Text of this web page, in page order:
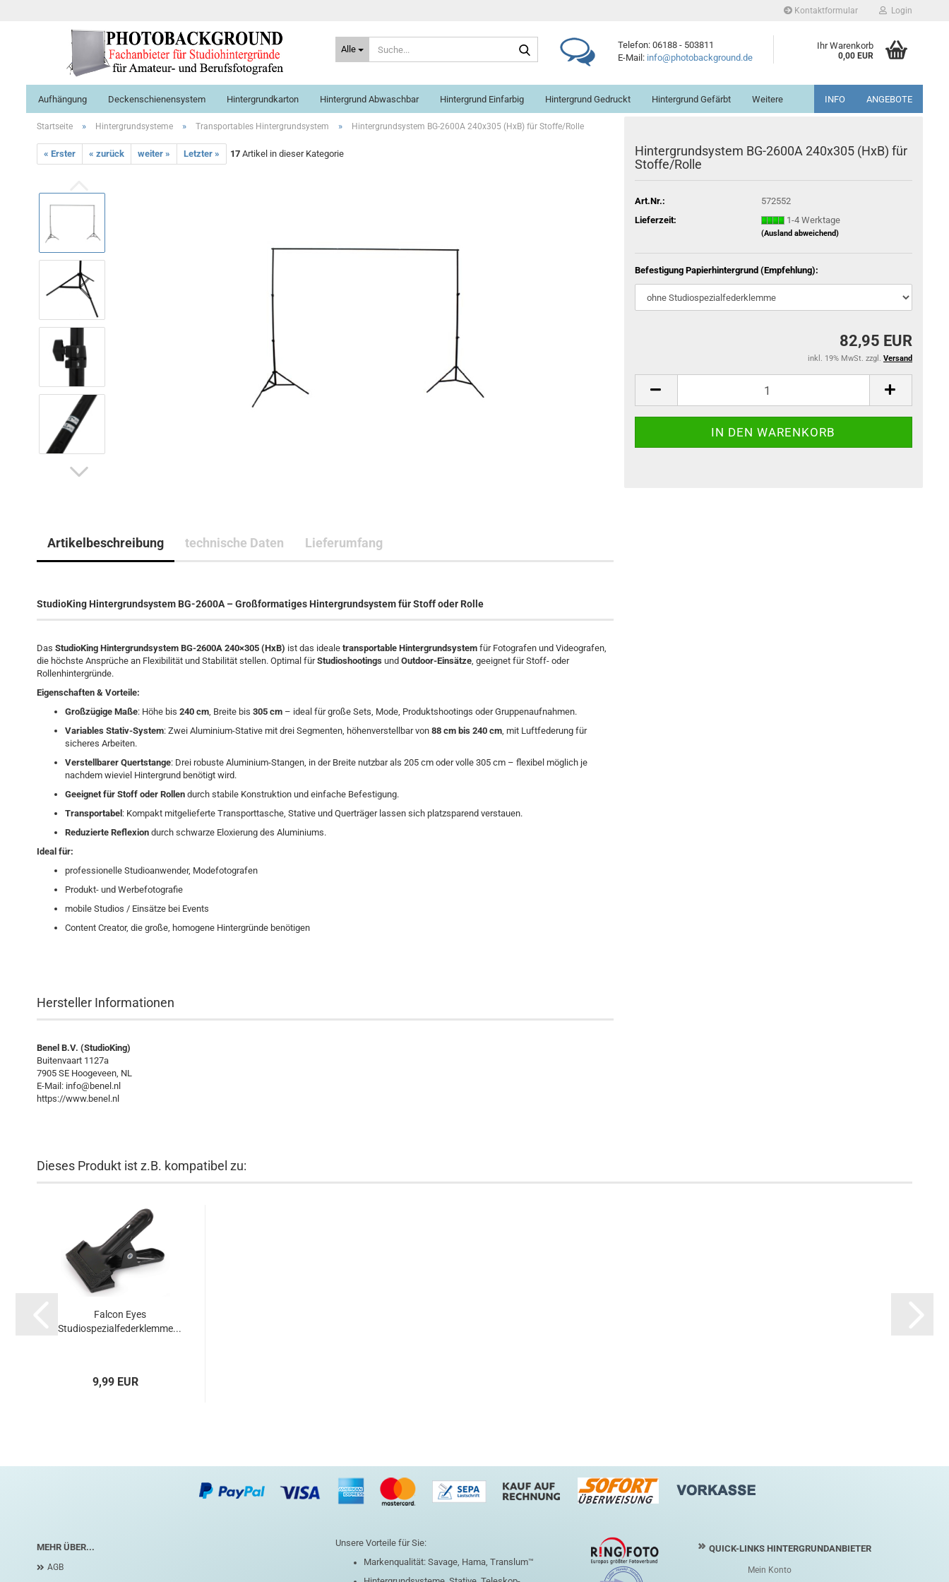
Kontaktformular Login
Alle
Suche...
Telefon: 06188 - 503811
E-Mail: info@photobackground.de
Ihr Warenkorb
0,00 EUR
Aufhängung Deckenschienensystem Hintergrundkarton Hintergrund Abwaschbar Hintergrund Einfarbig Hintergrund Gedruckt Hintergrund Gefärbt INFO ANGEBOTE
Weitere
Startseite » Hintergrundsysteme » Transportables Hintergrundsystem » Hintergrundsystem BG-2600A 240x305 (HxB) für Stoffe/Rolle
« Erster « zurück weiter » Letzter » 17 Artikel in dieser Kategorie
Hintergrundsystem BG-2600A 240x305 (HxB) für
Stoffe/Rolle
Art.Nr.:
572552
Lieferzeit:
1-4 Werktage
(Ausland abweichend)
Befestigung Papierhintergrund (Empfehlung):
82,95 EUR
inkl. 19% MwSt. zzgl. Versand
Artikelbeschreibung technische Daten Lieferumfang
StudioKing Hintergrundsystem BG-2600A – Großformatiges Hintergrundsystem für Stoff oder Rolle
Das StudioKing Hintergrundsystem BG-2600A 240×305 (HxB) ist das ideale transportable Hintergrundsystem für Fotografen und Videografen,
die höchste Ansprüche an Flexibilität und Stabilität stellen. Optimal fürStudioshootings und Outdoor-Einsätze, geeignet für Stoff- oder
Rollenhintergründe.
Eigenschaften & Vorteile:
Großzügige Maße: Höhe bis 240 cm, Breite bis 305 cm – ideal für große Sets, Mode, Produktshootings oder Gruppenaufnahmen.
Variables Stativ-System: Zwei Aluminium-Stative mit drei Segmenten, höhenverstellbar von 88 cm bis 240 cm, mit Luftfederung für
sicheres Arbeiten.
Verstellbarer Quertstange: Drei robuste Aluminium-Stangen, in der Breite nutzbar als 205 cm oder volle 305 cm – flexibel möglich je
nachdem wieviel Hintergrund benötigt wird.
Geeignet für Stoff oder Rollen durch stabile Konstruktion und einfache Befestigung.
Transportabel : Kompakt mitgelieferte Transporttasche, Stative und Querträger lassen sich platzsparend verstauen.
Reduzierte Reflexion durch schwarze Eloxierung des Aluminiums.
Ideal für:
professionelle Studioanwender, Modefotografen
Produkt- und Werbefotografie
mobile Studios / Einsätze bei Events
Content Creator, die große, homogene Hintergründe benötigen
Hersteller Informationen
Benel B.V. (StudioKing)
Buitenvaart 1127a
7905 SE Hoogeveen, NL
E-Mail: info@benel.nl
https://www.benel.nl
Dieses Produkt ist z.B. kompatibel zu:
Falcon Eyes
Studiospezialfederklemme...
9,99 EUR
MEHR ÜBER...
AGB
Unsere Vorteile für Sie:
Markenqualität: Savage, Hama, Translum™
QUICK-LINKS HINTERGRUNDANBIETER
Mein Konto